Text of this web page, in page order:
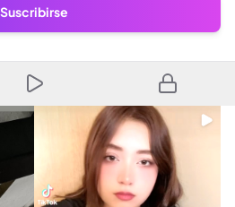
Suscribirse